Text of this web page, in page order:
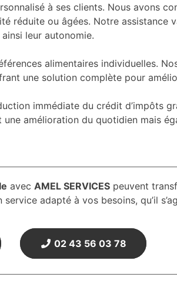
à ses clients. Nous avons
réduite ou âgées. Notre assistance
leur autonomie.
alimentaires individuelles.
une solution complète pour
immédiate du crédit d’impôts
amélioration du quotidien mais
avec AMEL SERVICES peuvent
adapté à vos besoins, qu’il
02 43 56 03 78